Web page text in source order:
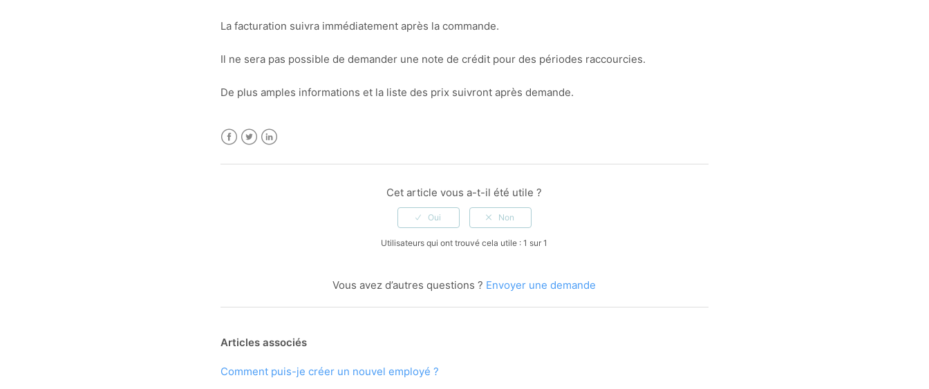
La facturation suivra immédiatement après la commande.
Il ne sera pas possible de demander une note de crédit pour des périodes raccourcies.
De plus amples informations et la liste des prix suivront après demande.
Cet article vous a-t-il été utile ?
Utilisateurs qui ont trouvé cela utile : 1 sur 1
Vous avez d’autres questions ? Envoyer une demande
Articles associés
Comment puis-je créer un nouvel employé ?